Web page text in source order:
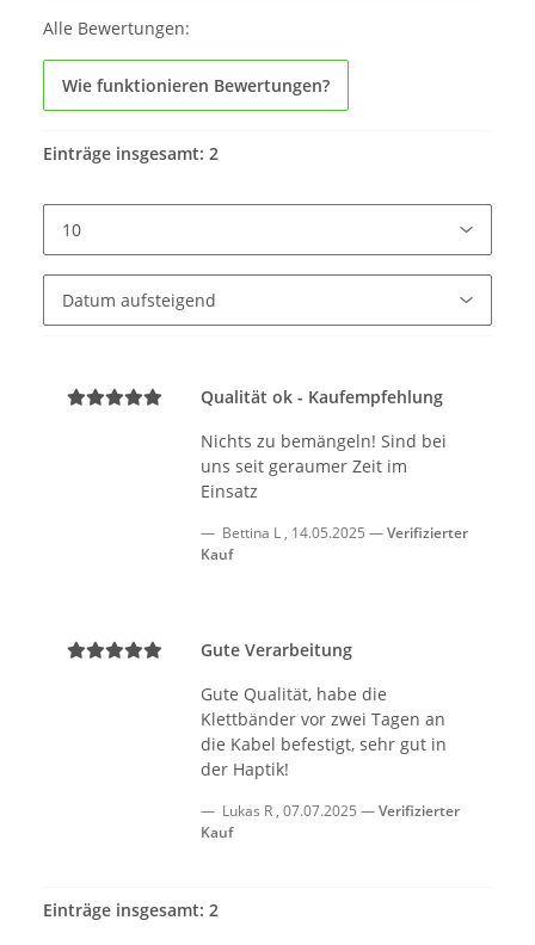
Alle Bewertungen:
Wie funktionieren Bewertungen?
Einträge insgesamt: 2
Qualität ok - Kaufempfehlung
Nichts zu bemängeln! Sind bei
uns seit geraumer Zeit im
Einsatz
Bettina L , 14.05.2025
Verifizierter
Kauf
Gute Verarbeitung
Gute Qualität, habe die
Klettbänder vor zwei Tagen an
die Kabel befestigt, sehr gut in
der Haptik!
Lukas R , 07.07.2025
Verifizierter
Kauf
Einträge insgesamt: 2